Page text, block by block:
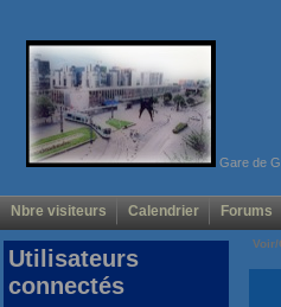
Gare de
Nbre visiteurs Calendrier Forums
Voir/
Utilisateurs
connectés